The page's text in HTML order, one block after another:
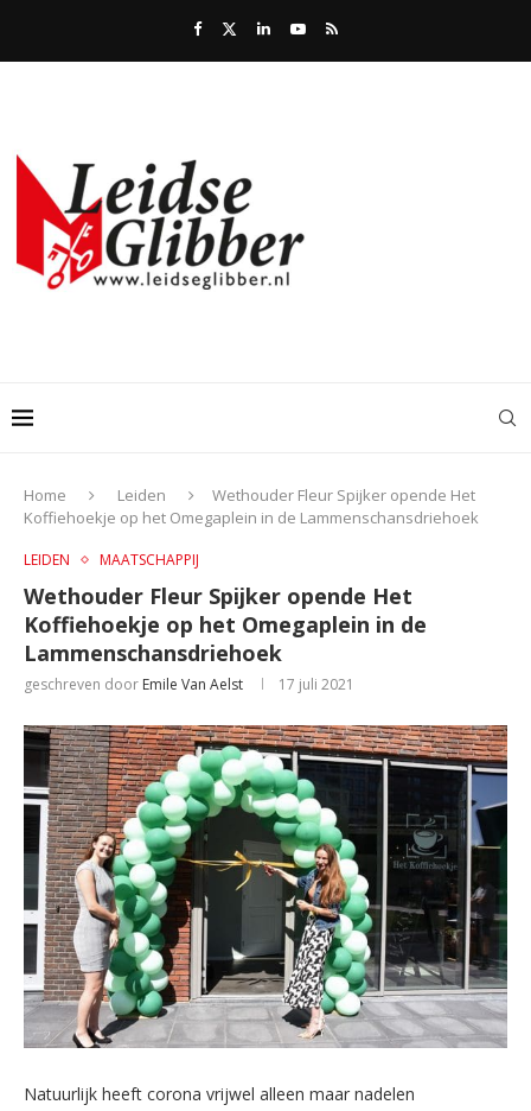
Home Leiden
Wethouder Fleur Spijker opende Het
Koffiehoekje op het Omegaplein in de Lammenschansdriehoek
LEIDEN MAATSCHAPPIJ
Wethouder Fleur Spijker opende Het
Koffiehoekje op het Omegaplein in de
Lammenschansdriehoek
geschreven door Emile Van Aelst 17 juli 2021
Natuurlijk heeft corona vrijwel alleen maar nadelen